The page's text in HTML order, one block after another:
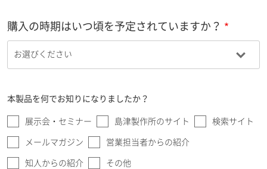
購入の時期はいつ頃を予定されていますか？
本製品を何でお知りになりましたか？
展示会・セミナー 島津製作所のサイト 検索サイト
メールマガジン 営業担当者からの紹介
知人からの紹介 その他